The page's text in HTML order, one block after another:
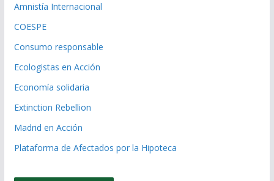
Amnistía Internacional
COESPE
Consumo responsable
Ecologistas en Acción
Economía solidaria
Extinction Rebellion
Madrid en Acción
Plataforma de Afectados por la Hipoteca